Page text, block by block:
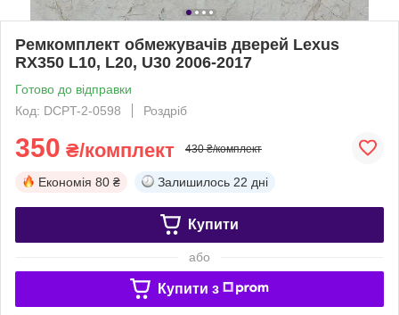
Ремкомплект обмежувачів дверей Lexus
RX350 L10, L20, U30 2006-2017
Готово до відправки
Код: DCPT-2-0598
Роздріб
350 ₴/комплект 430 ₴/комплект
Економія 80 ₴ Залишилось 22 дні
Купити
або
Купити з